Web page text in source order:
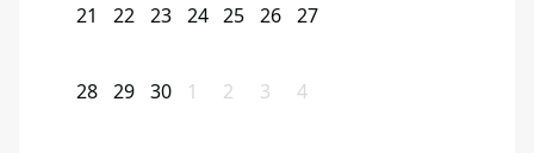
21 22 23 24 25 26 27
28 29 30 1 2 3 4